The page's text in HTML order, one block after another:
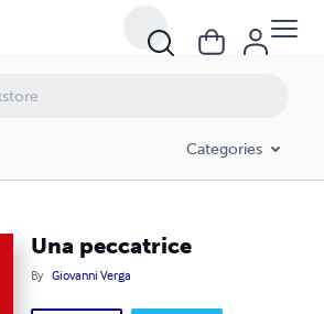
Categories
Una peccatrice
By Giovanni Verga